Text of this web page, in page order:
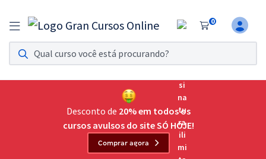
0
Assinatura Ilimitada 11
Acesso a todos os cursos. Teste grátis por 7 dias!
Assinatura OAB Até Passar
Acesso ilimitado a toda preparação para o Exame da
Residências Multiprofissionais
Desconto de 20% em todos os
cursos avulsos do site SÓ HOJE!
Comprar agora